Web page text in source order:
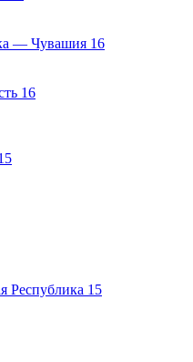
— Чувашия 16
16
Республика 15